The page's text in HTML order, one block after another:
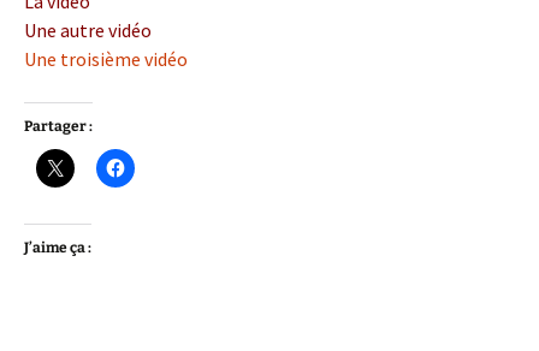
Une autre vidéo
Une troisième vidéo
Partager :
J’aime ça :